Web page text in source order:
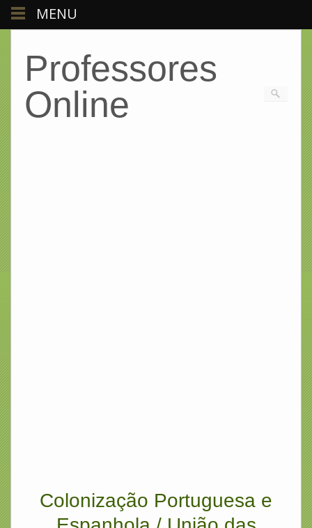
Professores
Online
Colonização Portuguesa e
MENU